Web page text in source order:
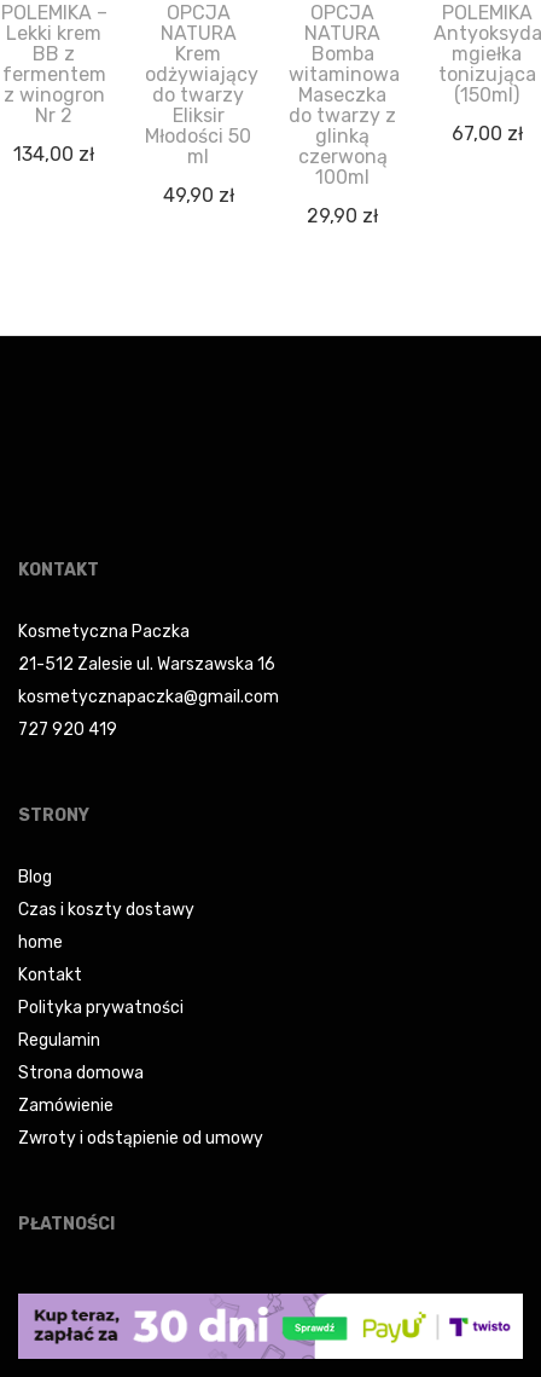
POLEMIKA –
Lekki krem
BB z
fermentem
z winogron
Nr 2
134,00 zł
OPCJA
NATURA
Krem
odżywiający
do twarzy
Eliksir
Młodości 50
ml
49,90 zł
OPCJA
NATURA
Bomba
witaminowa
Maseczka
do twarzy z
glinką
czerwoną
100ml
29,90 zł
POLEMIKA
mgiełka
tonizująca
(150ml)
67,00 zł
KONTAKT
Kosmetyczna Paczka
21-512 Zalesie ul. Warszawska 16
kosmetycznapaczka@gmail.com
727 920 419
STRONY
Blog
Czas i koszty dostawy
home
Kontakt
Polityka prywatności
Regulamin
Strona domowa
Zamówienie
Zwroty i odstąpienie od umowy
PŁATNOŚCI